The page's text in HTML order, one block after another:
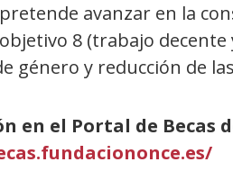
avanzar en la
8 (trabajo
género y reducción de
en el Portal de Becas